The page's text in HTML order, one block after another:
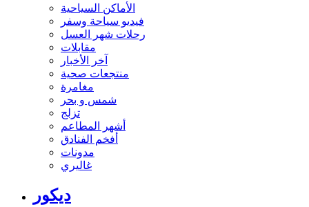
الأماكن السياحية
فيديو سياحة وسفر
رحلات شهر العسل
مقابلات
آخر الأخبار
منتجعات صحية
مغامرة
شمس و بحر
تزلج
أشهر المطاعم
أفخم الفنادق
مدونات
غاليري
ديكور